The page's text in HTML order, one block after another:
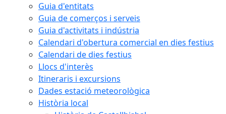
Guia d'entitats
Guia de comerços i serveis
Guia d'activitats i indústria
Calendari d'obertura comercial en dies festius
Calendari de dies festius
Llocs d'interès
Itineraris i excursions
Dades estació meteorològica
Història local